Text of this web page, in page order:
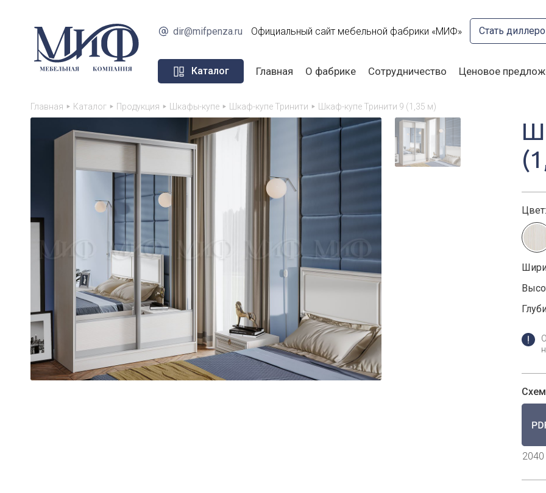
dir@mifpenza.ru Официальный сайт мебельной фабрики «МИФ» Стать
Каталог Главная О фабрике Сотрудничество Ценовое
Главная Каталог Продукция Шкафы-купе Шкаф-купе Тринити Шкаф-купе Тринити 9 (1,35 м)
Цвет: